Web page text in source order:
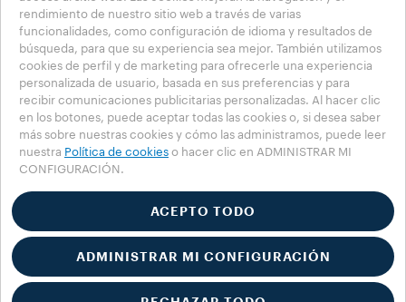
Política de privacidad
Política sobre cookies
Configuración de cookies
Whistleblowing
Accessibility Statement
©2025 Luigi Lavazza SPA. Todos los derechos reservados - n.º IVA
rendimiento de nuestro sitio web a través de varias
funcionalidades, como configuración de idioma y resultados de
búsqueda, para que su experiencia sea mejor. También utilizamos
cookies de perfil y de marketing para ofrecerle una experiencia
personalizada de usuario, basada en sus preferencias y para
recibir comunicaciones publicitarias personalizadas. Al hacer clic
en los botones, puede aceptar todas las cookies o, si desea saber
más sobre nuestras cookies y cómo las administramos, puede leer
nuestra Política de cookies o hacer clic en ADMINISTRAR MI
CONFIGURACIÓN.
ACEPTO TODO
ADMINISTRAR MI CONFIGURACIÓN